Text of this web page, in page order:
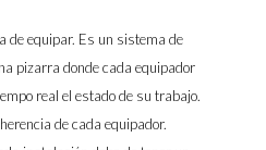
de equipar. Es un sistema de
pizarra donde cada equipador
real el estado de su trabajo.
de cada equipador.